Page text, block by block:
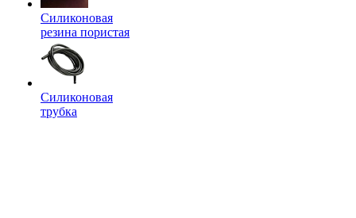
Силиконовая
резина пористая
Силиконовая
трубка